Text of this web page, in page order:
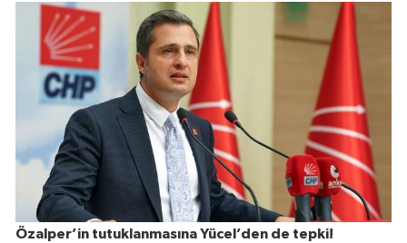
Özalper’in tutuklanmasına Yücel’den de tepki!